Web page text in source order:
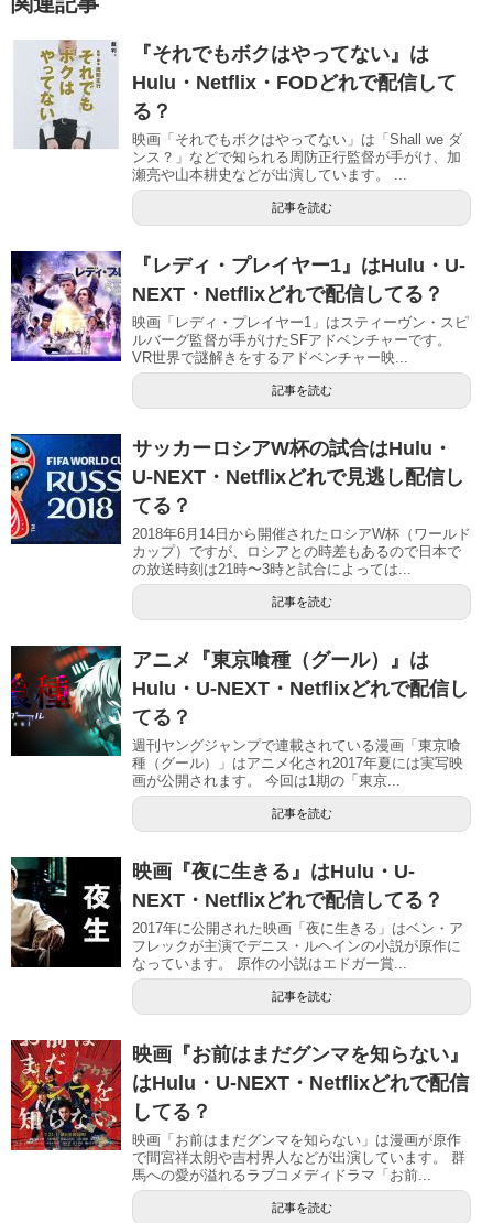
『それでもボクはやってない』は
Hulu・Netflix・FODどれで配信して
る？
映画「それでもボクはやってない」は「Shall we ダ
ンス？」などで知られる周防正行監督が手がけ、加
瀬亮や山本耕史などが出演しています。 ...
記事を読む
『レディ・プレイヤー1』はHulu・U-
NEXT・Netflixどれで配信してる？
映画「レディ・プレイヤー1」はスティーヴン・スピ
ルバーグ監督が手がけたSFアドベンチャーです。
VR世界で謎解きをするアドベンチャー映...
記事を読む
サッカーロシアW杯の試合はHulu・
U-NEXT・Netflixどれで見逃し配信し
てる？
2018年6月14日から開催されたロシアW杯（ワールド
カップ）ですが、ロシアとの時差もあるので日本で
の放送時刻は21時〜3時と試合によっては...
記事を読む
アニメ『東京喰種（グール）』は
Hulu・U-NEXT・Netflixどれで配信し
てる？
週刊ヤングジャンプで連載されている漫画「東京喰
種（グール）」はアニメ化され2017年夏には実写映
画が公開されます。 今回は1期の「東京...
記事を読む
映画『夜に生きる』はHulu・U-
NEXT・Netflixどれで配信してる？
2017年に公開された映画「夜に生きる」はベン・ア
フレックが主演でデニス・ルヘインの小説が原作に
なっています。 原作の小説はエドガー賞...
記事を読む
映画『お前はまだグンマを知らない』
はHulu・U-NEXT・Netflixどれで配信
してる？
映画「お前はまだグンマを知らない」は漫画が原作
で間宮祥太朗や吉村界人などが出演しています。 群
馬への愛が溢れるラブコメディドラマ「お前...
記事を読む